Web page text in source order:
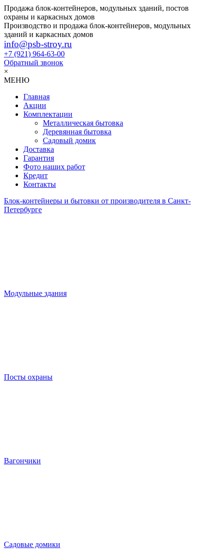
Продажа блок-контейнеров, модульных зданий, постов
охраны и каркасных домов
Производство и продажа блок-контейнеров, модульных
зданий и каркасных домов
info@psb-stroy.ru
+7 (921) 964-63-00
Обратный звонок
×
МЕНЮ
Главная
Акции
Комплектации
Металлическая бытовка
Деревянная бытовка
Садовый домик
Доставка
Гарантия
Фото наших работ
Кредит
Контакты
Блок-контейнеры и бытовки от производителя в Санкт-
Петербурге
Модульные здания
Посты охраны
Вагончики
Садовые домики